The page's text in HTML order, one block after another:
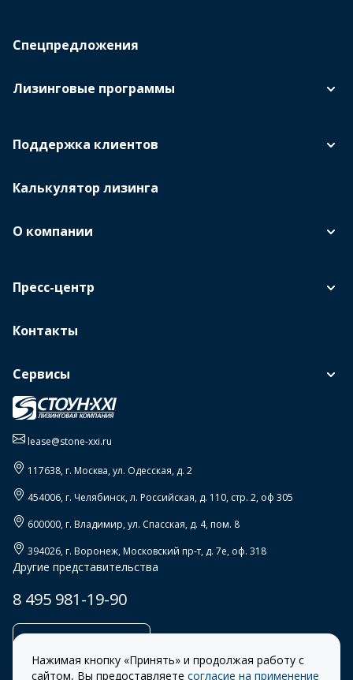
Спецпредложения
Лизинговые программы
Поддержка клиентов
Калькулятор лизинга
О компании
Пресс-центр
Контакты
Сервисы
lease@stone-xxi.ru
117638, г. Москва,ул. Одесская, д. 2
454006, г. Челябинск,л. Российская, д. 110, стр. 2, оф 305
600000, г. Владимир,ул. Спасская, д. 4, пом. 8
394026, г. Воронеж,Московский пр-т, д. 7е, оф. 318
Другие представительства
8 495 981-19-90
Нажимая кнопку «Принять» и продолжая работу с
сайтом, Вы предоставляете согласие на применение